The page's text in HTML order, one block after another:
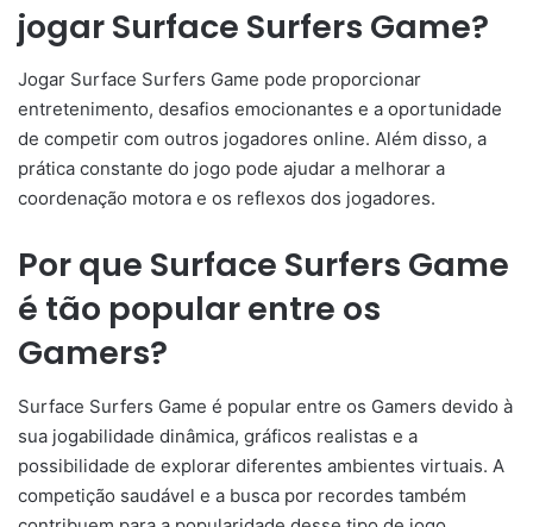
jogar Surface Surfers Game?
Jogar Surface Surfers Game pode proporcionar
entretenimento, desafios emocionantes e a oportunidade
de competir com outros jogadores online. Além disso, a
prática constante do jogo pode ajudar a melhorar a
coordenação motora e os reflexos dos jogadores.
Por que Surface Surfers Game
é tão popular entre os
Gamers?
Surface Surfers Game é popular entre os Gamers devido à
sua jogabilidade dinâmica, gráficos realistas e a
possibilidade de explorar diferentes ambientes virtuais. A
competição saudável e a busca por recordes também